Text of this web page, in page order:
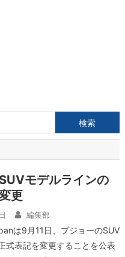
索:
モデルラインの
更
編集部
は9月11日、プジョーのSUV
式表記を変更することを公表